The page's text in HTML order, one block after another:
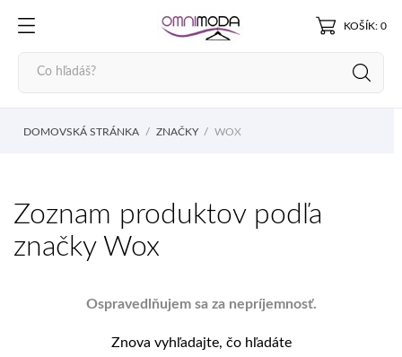
KOŠÍK: 0
DOMOVSKÁ STRÁNKA ZNAČKY WOX
Zoznam produktov podľa
značky Wox
Ospravedlňujem sa za nepríjemnosť.
Znova vyhľadajte, čo hľadáte